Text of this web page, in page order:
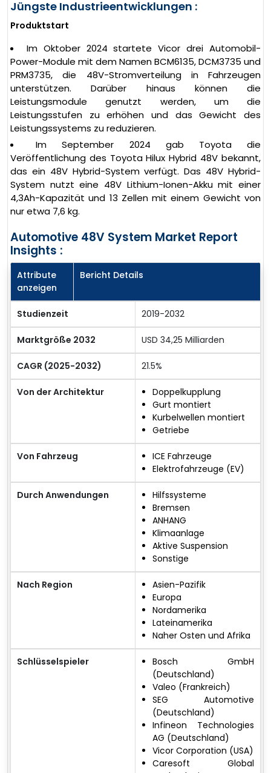
Jüngste Industrieentwicklungen :
Produktstart
Im Oktober 2024 startete Vicor drei Automobil-
Power-Module mit dem Namen BCM6135, DCM3735 und
PRM3735, die 48V-Stromverteilung in Fahrzeugen
unterstützen. Darüber hinaus können die
Leistungsmodule genutzt werden, um die
Leistungsstufen zu erhöhen und das Gewicht des
Leistungssystems zu reduzieren.
Im September 2024 gab Toyota die
Veröffentlichung des Toyota Hilux Hybrid 48V bekannt,
das ein 48V Hybrid-System verfügt. Das 48V Hybrid-
System nutzt eine 48V Lithium-Ionen-Akku mit einer
4,3Ah-Kapazität und 13 Zellen mit einem Gewicht von
nur etwa 7,6 kg.
Automotive 48V System Market Report
Insights :
Attribute
anzeigen
Bericht Details
Studienzeit 2019-2032
Marktgröße 2032 USD 34,25 Milliarden
CAGR (2025-2032) 21.5%
Von der Architektur
Doppelkupplung
Gurt montiert
Kurbelwellen montiert
Getriebe
Von Fahrzeug
ICE Fahrzeuge
Elektrofahrzeuge (EV)
Durch Anwendungen
Hilfssysteme
Bremsen
ANHANG
Klimaanlage
Aktive Suspension
Sonstige
Nach Region
Asien-Pazifik
Europa
Nordamerika
Lateinamerika
Naher Osten und Afrika
Schlüsselspieler
Bosch GmbH
(Deutschland)
Valeo (Frankreich)
SEG Automotive
(Deutschland)
Infineon Technologies
AG (Deutschland)
Vicor Corporation (USA)
Caresoft Global